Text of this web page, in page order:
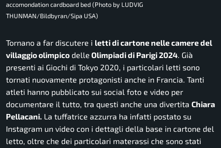
accomondation cardboard bed (Photo by LUDVIG
THUNMAN/Bildbyran/Sipa USA)
Tornano a far discutere i letti di cartone nelle camere del
villaggio olimpico delle Olimpiadi di Parigi 2024. Già
presenti ai Giochi di Tokyo 2020, i particolari letti sono
tornati nuovamente protagonisti anche in Francia. Tanti
atleti hanno pubblicato sui social foto e video per
documentare il tutto, tra questi anche una divertita Chiara
Pellacani. La tuffatrice azzurra ha infatti postato su
Instagram un video con i dettagli della base in cartone del
letto, oltre che dei particolari materassi che sono stati